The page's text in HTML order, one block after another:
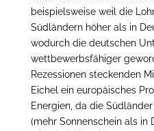
beispielsweise weil die
Südländern höher als in
wodurch die deutschen
wettbewerbsfähiger
Rezessionen steckenden
Eichel ein europäisches
Energien, da die
(mehr Sonnenschein als in